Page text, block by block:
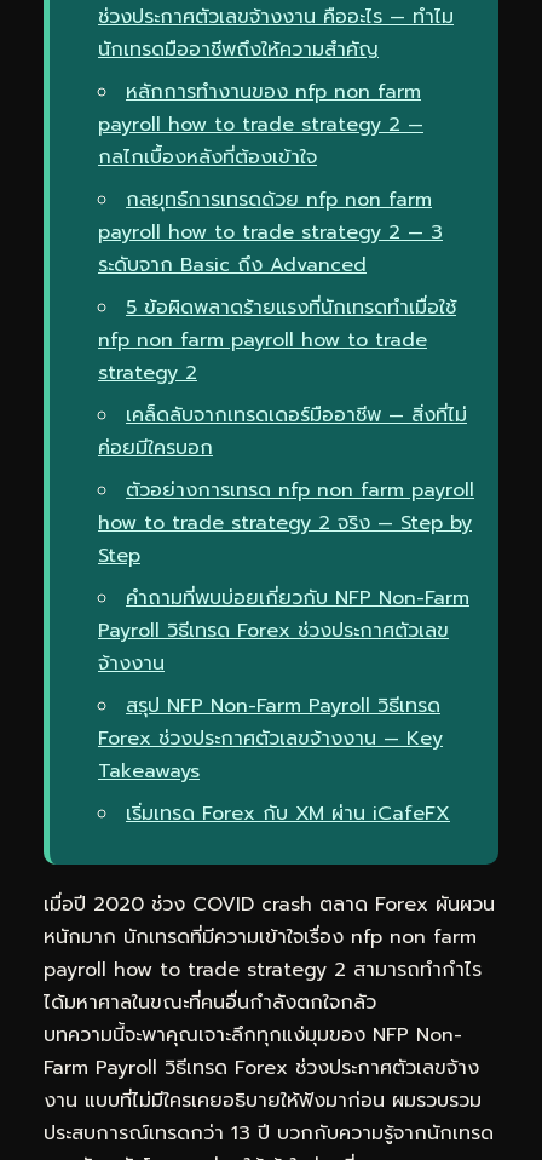
ช่วงประกาศตัวเลขจ้างงาน คืออะไร — ทำไม
นักเทรดมืออาชีพถึงให้ความสำคัญ
หลักการทำงานของ nfp non farm
payroll how to trade strategy 2 —
กลไกเบื้องหลังที่ต้องเข้าใจ
กลยุทธ์การเทรดด้วย nfp non farm
payroll how to trade strategy 2 — 3
ระดับจาก Basic ถึง Advanced
5 ข้อผิดพลาดร้ายแรงที่นักเทรดทำเมื่อใช้
nfp non farm payroll how to trade
strategy 2
เคล็ดลับจากเทรดเดอร์มืออาชีพ — สิ่งที่ไม่
ค่อยมีใครบอก
ตัวอย่างการเทรด nfp non farm payroll
how to trade strategy 2 จริง — Step by
Step
คำถามที่พบบ่อยเกี่ยวกับ NFP Non-Farm
Payroll วิธีเทรด Forex ช่วงประกาศตัวเลข
จ้างงาน
สรุป NFP Non-Farm Payroll วิธีเทรด
Forex ช่วงประกาศตัวเลขจ้างงาน — Key
Takeaways
เริ่มเทรด Forex กับ XM ผ่าน iCafeFX
เมื่อปี 2020 ช่วง COVID crash ตลาด Forex ผันผวน
หนักมาก นักเทรดที่มีความเข้าใจเรื่อง nfp non farm
payroll how to trade strategy 2 สามารถทำกำไร
ได้มหาศาลในขณะที่คนอื่นกำลังตกใจกลัว
บทความนี้จะพาคุณเจาะลึกทุกแง่มุมของ NFP Non-
Farm Payroll วิธีเทรด Forex ช่วงประกาศตัวเลขจ้าง
งาน แบบที่ไม่มีใครเคยอธิบายให้ฟังมาก่อน ผมรวบรวม
ประสบการณ์เทรดกว่า 13 ปี บวกกับความรู้จากนักเทรด